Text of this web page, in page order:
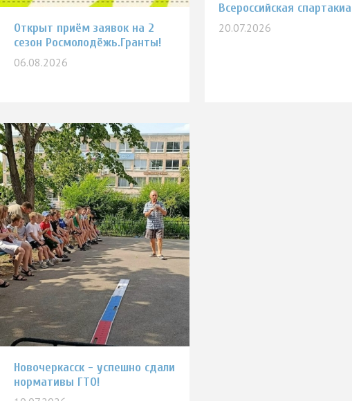
Открыт приём заявок на 2
сезон Росмолодёжь.Гранты!
06.08.2026
Всероссийская
20.07.2026
Новочеркасск - успешно сдали
нормативы ГТО!